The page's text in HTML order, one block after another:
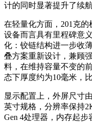
计的同时显著提升了续
在轻量化方面，201克的
设备而言具有里程碑意
化：铰链结构进一步收
叠方案重新设计，兼顾
料，在维持容量不变的
态下厚度约为10毫米，
显示配置上，外屏尺寸
英寸规格，分辨率保持
Gen 4处理器，内存起步